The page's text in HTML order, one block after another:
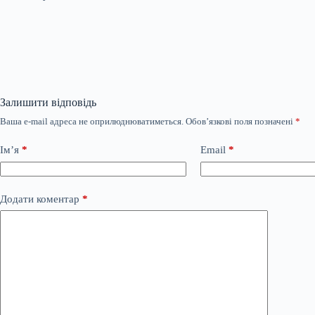
Залишити відповідь
Ваша e-mail адреса не оприлюднюватиметься. Обов’язкові поля позначені *
Ім’я * Email *
Додати коментар *